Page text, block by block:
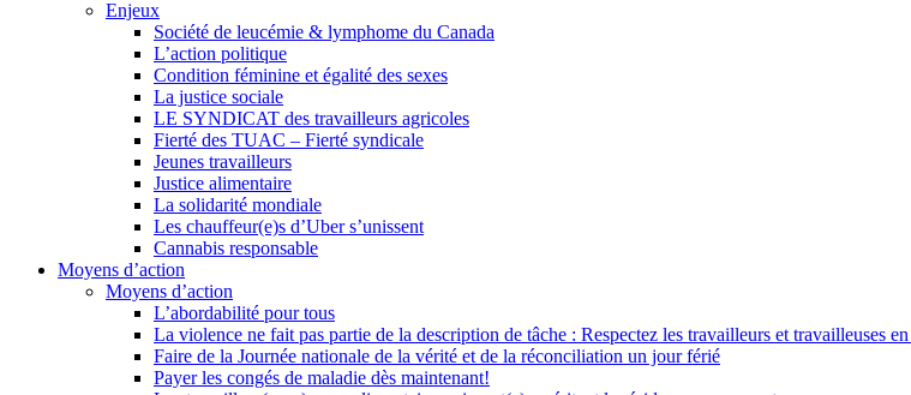
Enjeux
Société de leucémie & lymphome du Canada
L’action politique
Condition féminine et égalité des sexes
La justice sociale
LE SYNDICAT des travailleurs agricoles
Fierté des TUAC – Fierté syndicale
Jeunes travailleurs
Justice alimentaire
La solidarité mondiale
Les chauffeur(e)s d’Uber s’unissent
Cannabis responsable
Moyens d’action
Moyens d’action
L’abordabilité pour tous
La violence ne fait pas partie de la description de tâche : Respectez les travailleurs et travailleuses
Faire de la Journée nationale de la vérité et de la réconciliation un jour férié
Payer les congés de maladie dès maintenant!